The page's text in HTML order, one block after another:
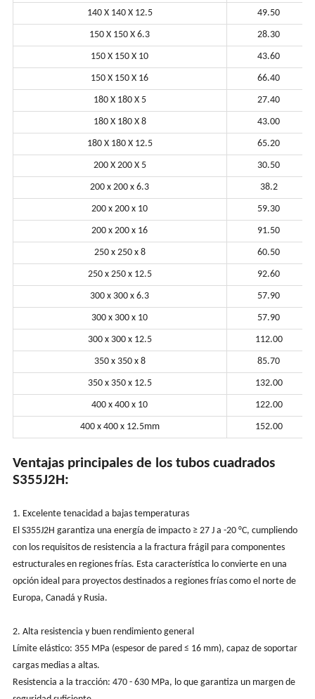
140 X 140 X 12.5 49.50
150 X 150 X 6.3 28.30
150 X 150 X 10 43.60
150 X 150 X 16 66.40
180 X 180 X 5 27.40
180 X 180 X 8 43.00
180 X 180 X 12.5 65.20
200 X 200 X 5 30.50
200 x 200 x 6.3 38.2
200 x 200 x 10 59.30
200 x 200 x 16 91.50
250 x 250 x 8 60.50
250 x 250 x 12.5 92.60
300 x 300 x 6.3 57.90
300 x 300 x 10 57.90
300 x 300 x 12.5 112.00
350 x 350 x 8 85.70
350 x 350 x 12.5 132.00
400 x 400 x 10 122.00
400 x 400 x 12.5mm 152.00
Ventajas principales de los tubos cuadrados
S355J2H:
1. Excelente tenacidad a bajas temperaturas
El S355J2H garantiza una energía de impacto ≥ 27 J a -20 °C, cumpliendo
con los requisitos de resistencia a la fractura frágil para componentes
estructurales en regiones frías. Esta característica lo convierte en una
opción ideal para proyectos destinados a regiones frías como el norte de
Europa, Canadá y Rusia.
2. Alta resistencia y buen rendimiento general
Límite elástico: 355 MPa (espesor de pared ≤ 16 mm), capaz de soportar
cargas medias a altas.
Resistencia a la tracción: 470 - 630 MPa, lo que garantiza un margen de